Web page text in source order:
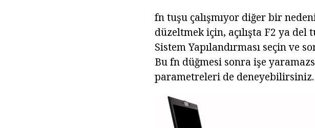
fn tuşu çalışmıyor diğer bir
düzeltmek için, açılışta F2 ya
Sistem Yapılandırması seçin ve
Bu fn düğmesi sonra işe
parametreleri de deneyebilirsiniz.